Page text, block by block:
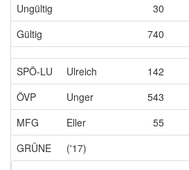
Ungültig
30
Gültig
740
SPÖ-LU Ulreich 142
ÖVP
Unger 543
MFG
Eller 55
GRÜNE
('17)